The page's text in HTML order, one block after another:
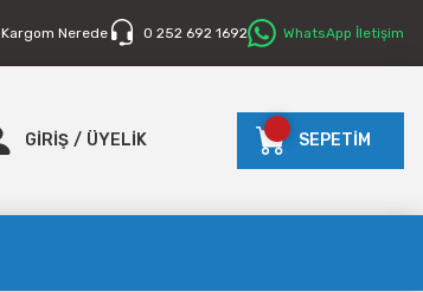
Kargom Nerede 0 252 692 1692 WhatsApp İletişim
GİRİŞ / ÜYELİK SEPETİM